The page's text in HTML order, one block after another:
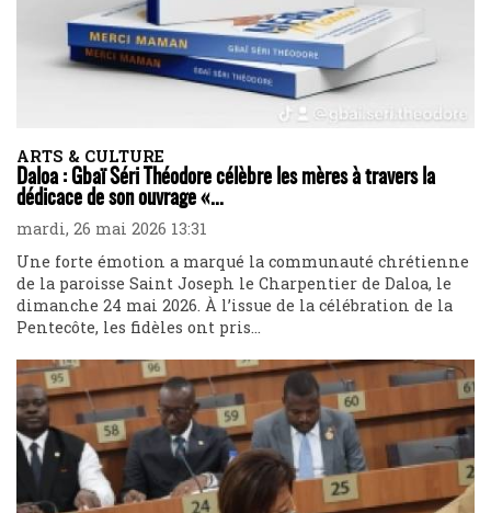
ARTS & CULTURE
Daloa : Gbaï Séri Théodore célèbre les mères à travers la
dédicace de son ouvrage «...
mardi, 26 mai 2026 13:31
Une forte émotion a marqué la communauté chrétienne
de la paroisse Saint Joseph le Charpentier de Daloa, le
dimanche 24 mai 2026. À l’issue de la célébration de la
Pentecôte, les fidèles ont pris...